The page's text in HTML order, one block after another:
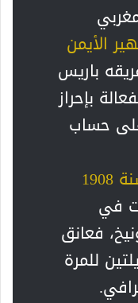
باريس
بإحراز
حساب
http://تأسس سنة 1908
في
فعانق
للمرة